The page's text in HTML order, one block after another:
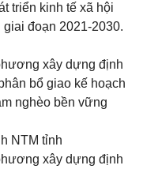
triển kinh tế xã hội
đoạn 2021-2030.
xây dựng định
bổ giao kế hoạch
nghèo bền vững
NTM tỉnh
xây dựng định